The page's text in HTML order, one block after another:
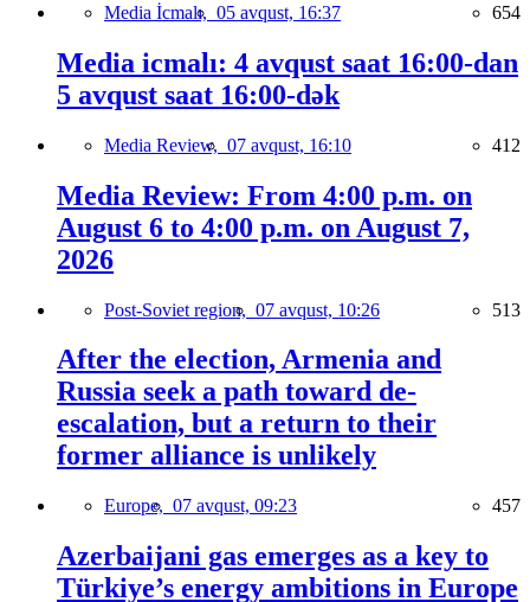
Media İcmalı, 05 avqust, 16:37 654
Media icmalı: 4 avqust saat 16:00-dan
5 avqust saat 16:00-dək
Media Review, 07 avqust, 16:10 412
Media Review: From 4:00 p.m. on
August 6 to 4:00 p.m. on August 7,
2026
Post-Soviet region, 07 avqust, 10:26 513
After the election, Armenia and
Russia seek a path toward de-
escalation, but a return to their
former alliance is unlikely
Europe, 07 avqust, 09:23 457
Azerbaijani gas emerges as a key to
Türkiye’s energy ambitions in Europe